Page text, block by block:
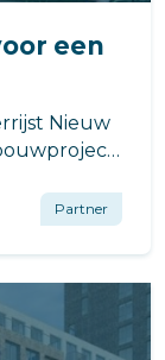
een
Nieuw
Partner